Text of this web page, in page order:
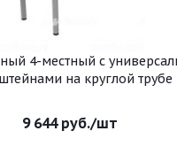
4-местный с
на круглой трубе
9 644руб./шт